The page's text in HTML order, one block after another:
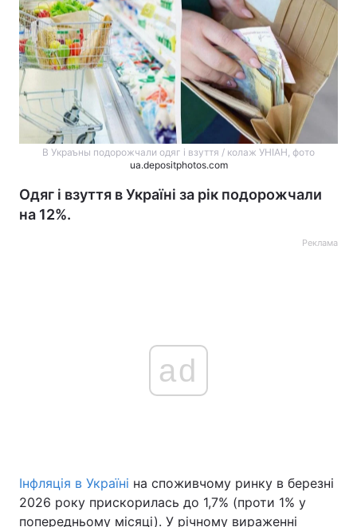
Головна Війна
Україна Політика
В Украъны подорожчали одяг і взуття / колаж УНІАН, фото
ua.depositphotos.com
Одяг і взуття в Україні за рік подорожчали
на 12%.
Реклама
ad
Інфляція в Україні на споживчому ринку в березні
2026 року прискорилась до 1,7% (проти 1% у
попередньому місяці). У річному вираженні